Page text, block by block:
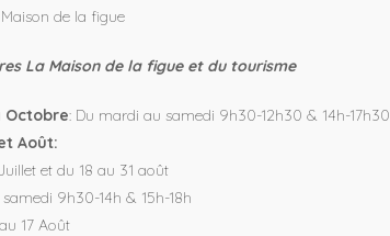
de la figue
La Maison de la figue et du tourisme
Octobre: Du mardi au samedi 9h30-12h30 & 14h-17h30
Août:
et du 18 au 31 août
9h30-14h & 15h-18h
17 Août